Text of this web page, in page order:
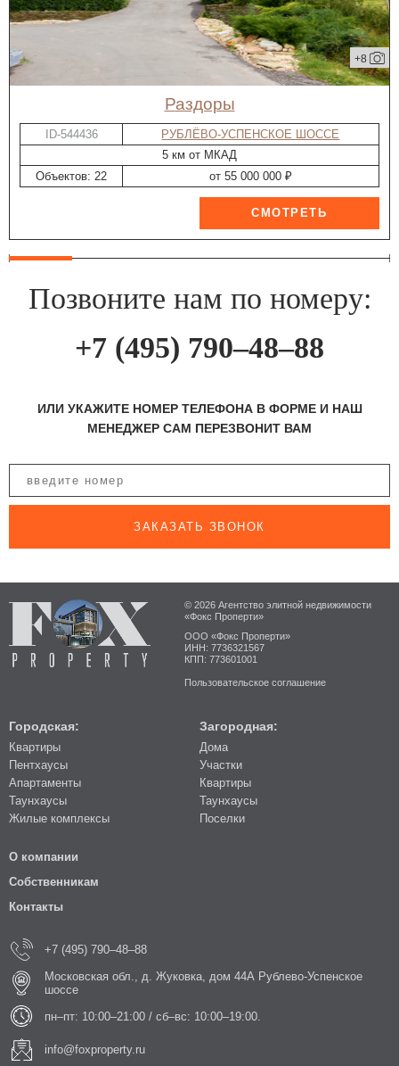
+8
Раздоры
ID-544436
РУБЛЁВО-УСПЕНСКОЕ ШОССЕ
5 км от МКАД
Объектов: 22
от 55 000 000 ₽
Позвоните нам по номеру:
+7 (495) 790–48–88
ИЛИ УКАЖИТЕ НОМЕР ТЕЛЕФОНА В ФОРМЕ И НАШ
МЕНЕДЖЕР САМ ПЕРЕЗВОНИТ ВАМ
ЗАКАЗАТЬ ЗВОНОК
© 2026 Агентство элитной недвижимости
«Фокс Проперти»
ООО «Фокс Проперти»
ИНН: 7736321567
КПП: 773601001
Пользовательское соглашение
Городская:
Квартиры
Пентхаусы
Апартаменты
Таунхаусы
Жилые комплексы
Загородная:
Дома
Участки
Квартиры
Таунхаусы
Поселки
О компании
Собственникам
Контакты
+7 (495) 790–48–88
Московская обл., д. Жуковка, дом 44А Рублево-Успенское
шоссе
пн–пт: 10:00–21:00 / сб–вс: 10:00–19:00.
info@foxproperty.ru